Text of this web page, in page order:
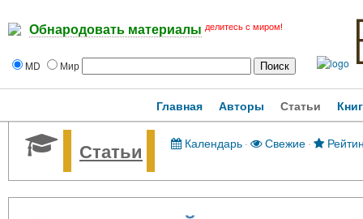
Обнародовать материалы делитесь с миром!
MD Мир
Главная Авторы Статьи
Статьи Календарь· Свежие·